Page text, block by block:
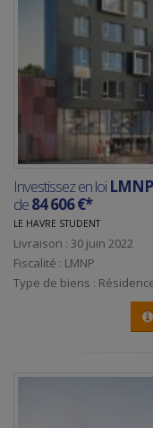
Investissez en loiLMNP
de84 606 €*
LE HAVRE STUDENT
Livraison : 30 juin 2022
Fiscalité : LMNP
Type de biens :